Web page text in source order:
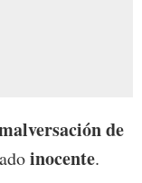
de
inocente.